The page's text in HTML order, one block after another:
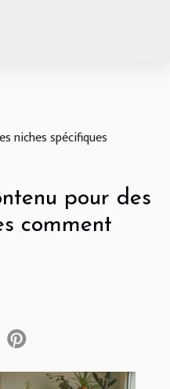
niches spécifiques
pour des
comment